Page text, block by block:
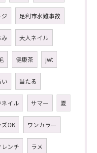
足利市水難事故
み 大人ネイル
健康茶 jwt
い 当たる
イル サマー 夏
ズOK ワンカラー
レンチ ラメ